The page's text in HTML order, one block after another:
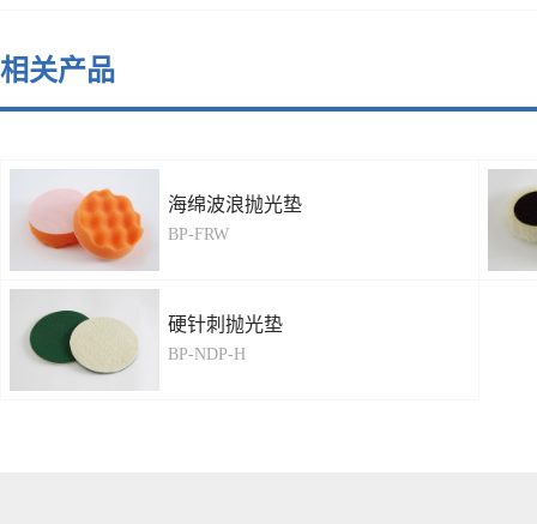
相关产品
海绵波浪抛光垫
BP-FRW
硬针刺抛光垫
BP-NDP-H